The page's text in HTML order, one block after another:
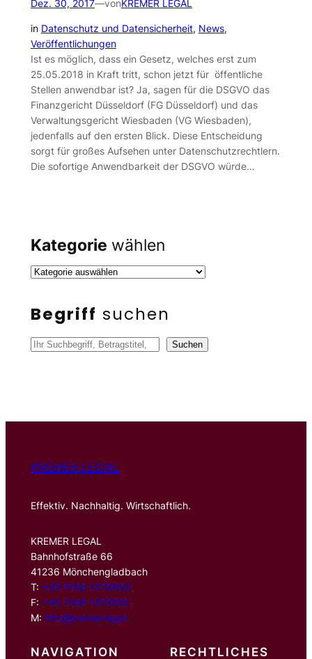
Dez. 30, 2017—vonKREMER LEGAL
in Datenschutz und Datensicherheit, News
Veröffentlichungen
Ist es möglich, dass ein Gesetz, welches erst zum
25.05.2018 in Kraft tritt, schon jetzt für öffentliche
Stellen anwendbar ist? Ja, sagen für die DSGVO das
Finanzgericht Düsseldorf (FG Düsseldorf) und das
Verwaltungsgericht Wiesbaden (VG Wiesbaden),
jedenfalls auf den ersten Blick. Diese Entscheidung
sorgt für großes Aufsehen unter Datenschutzrechtlern.
Die sofortige Anwendbarkeit der DSGVO würde…
Kategorie wählen
Begriff suchen
S
n
Suchen
KREMER LEGAL
Effektiv. Nachhaltig. Wirtschaftlich.
KREMER LEGAL
Bahnhofstraße 66
41236 Mönchengladbach
T: +49 2166 1470500
F: +49 2166 1470501
M: info@kremer.legal
NAVIGATION RECHTLICHES